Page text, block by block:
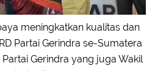
meningkatkan kualitas dan
Partai Gerindra se-Sumatera
Gerindra yang juga Wakil